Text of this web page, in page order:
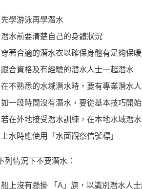
先學游泳再學潛水
潛水前要清楚自己的身體狀況
穿著合適的潛水衣以確保身體有足夠保暖
跟合資格及有經驗的潛水人士一起潛水
在不熟悉的水域潛水時，要有專業潛水
如一段時間沒有潛水，要從基本技巧開
若在外地接受潛水訓練，在本地水域潛
上水時應使用「水面觀察信號標」
列情況下不要潛水：
船上沒有懸掛 「A」旗，以識別潛水人